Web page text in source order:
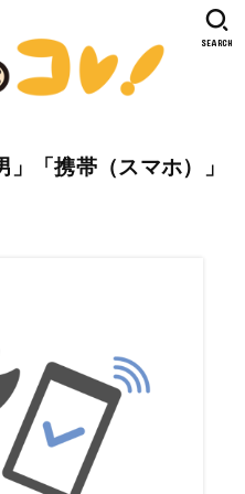
SEARCH
」「携帯（スマホ）」